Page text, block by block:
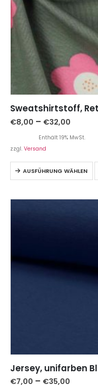
€8,00 – €32,00
Enthält 19% MwSt.
zzgl. Versand
AUSFÜHRUNG WÄHLEN
Jersey, unifarben
€7,00 – €35,00